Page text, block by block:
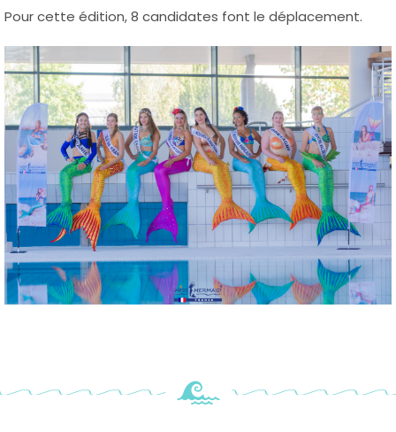
Pour cette édition, 8 candidates font le déplacement.